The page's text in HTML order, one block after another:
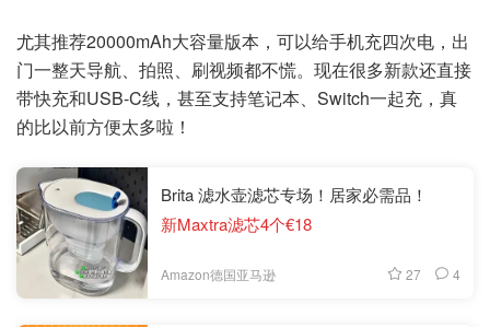
尤其推荐20000mAh大容量版本，可以给手机充四次电，出
门一整天导航、拍照、刷视频都不慌。现在很多新款还直接
带快充和USB-C线，甚至支持笔记本、Switch一起充，真
的比以前方便太多啦！
Brita 滤水壶滤芯专场！居家必需品！
新Maxtra滤芯4个€18
Amazon德国亚马逊 27 4